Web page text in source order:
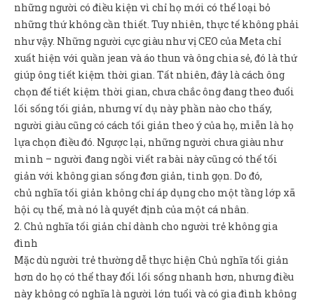
những người có điều kiện vì chỉ họ mới có thể loại bỏ
những thứ không cần thiết. Tuy nhiên, thực tế không phải
như vậy. Những người cực giàu như vị CEO của Meta chỉ
xuất hiện với quần jean và áo thun và ông chia sẻ, đó là thứ
giúp ông tiết kiệm thời gian. Tất nhiên, đây là cách ông
chọn để tiết kiệm thời gian, chưa chắc ông đang theo đuổi
lối sống tối giản, nhưng ví dụ này phần nào cho thấy,
người giàu cũng có cách tối giản theo ý của họ, miễn là họ
lựa chọn điều đó. Ngược lại, những người chưa giàu như
mình – người đang ngồi viết ra bài này cũng có thể tối
giản với không gian sống đơn giản, tinh gọn. Do đó,
chủ nghĩa tối giản không chỉ áp dụng cho một tầng lớp xã
hội cụ thể, mà nó là quyết định của một cá nhân.
2. Chủ nghĩa tối giản chỉ dành cho người trẻ không gia
đình
Mặc dù người trẻ thường dễ thực hiện Chủ nghĩa tối giản
hơn do họ có thể thay đổi lối sống nhanh hơn, nhưng điều
này không có nghĩa là người lớn tuổi và có gia đình không